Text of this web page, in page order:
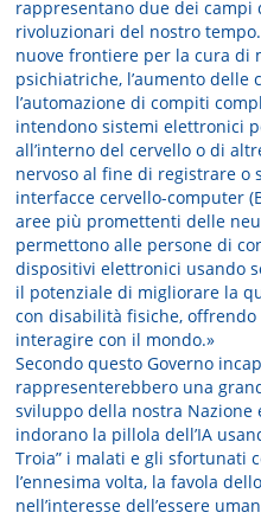
rappresentano due dei
rivoluzionari del nostro
nuove frontiere per la cura di
psichiatriche, l’aumento delle
l’automazione di compiti
intendono sistemi elettronici
all’interno del cervello o di
nervoso al fine di registrare o
interfacce cervello-computer
aree più promettenti delle
permettono alle persone di
dispositivi elettronici usando
il potenziale di migliorare la
con disabilità fisiche,
interagire con il mondo.»
Secondo questo Governo
rappresenterebbero una
sviluppo della nostra
indorano la pillola dell’IA
Troia” i malati e gli sfortunati
l’ennesima volta, la favola
nell’interesse dell’essere